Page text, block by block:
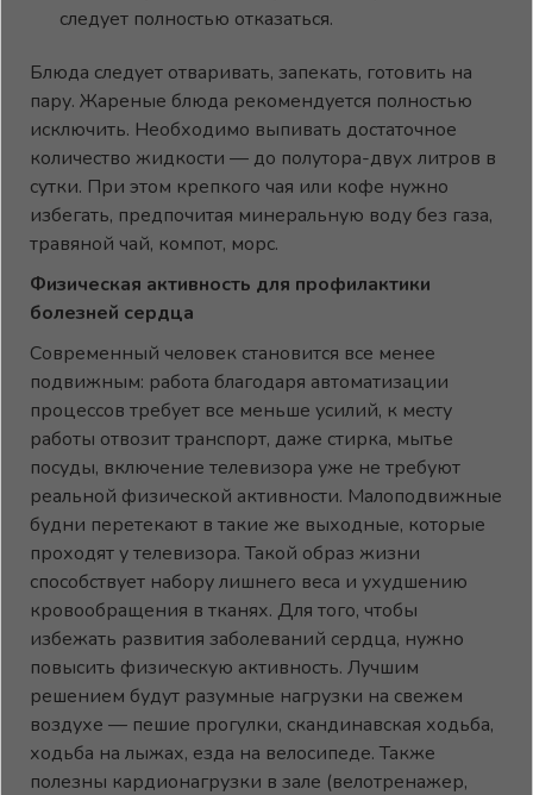
следует полностью отказаться.
Блюда следует отваривать, запекать, готовить на
пару. Жареные блюда рекомендуется полностью
исключить. Необходимо выпивать достаточное
количество жидкости — до полутора-двух литров в
сутки. При этом крепкого чая или кофе нужно
избегать, предпочитая минеральную воду без газа,
травяной чай, компот, морс.
Физическая активность для профилактики
болезней сердца
Современный человек становится все менее
подвижным: работа благодаря автоматизации
процессов требует все меньше усилий, к месту
работы отвозит транспорт, даже стирка, мытье
посуды, включение телевизора уже не требуют
реальной физической активности. Малоподвижные
будни перетекают в такие же выходные, которые
проходят у телевизора. Такой образ жизни
способствует набору лишнего веса и ухудшению
кровообращения в тканях. Для того, чтобы
избежать развития заболеваний сердца, нужно
повысить физическую активность. Лучшим
решением будут разумные нагрузки на свежем
воздухе — пешие прогулки, скандинавская ходьба,
ходьба на лыжах, езда на велосипеде. Также
полезны кардионагрузки в зале (велотренажер,